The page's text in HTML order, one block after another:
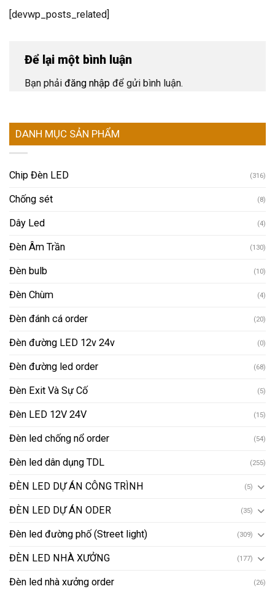
[devwp_posts_related]
Để lại một bình luận
Bạn phải đăng nhập để gửi bình luận.
DANH MỤC SẢN PHẨM
Chip Đèn LED (316)
Chống sét (8)
Dây Led (4)
Đèn Âm Trần (130)
Đèn bulb (10)
Đèn Chùm (4)
Đèn đánh cá order (20)
Đèn đường LED 12v 24v (0)
Đèn đường led order (68)
Đèn Exit Và Sự Cố (5)
Đèn LED 12V 24V (15)
Đèn led chống nổ order (54)
Đèn led dân dụng TDL (255)
ĐÈN LED DỰ ÁN CÔNG TRÌNH (5)
ĐÈN LED DỰ ÁN ODER (35)
Đèn led đường phố (Street light) (309)
ĐÈN LED NHÀ XƯỞNG (177)
Đèn led nhà xưởng order (26)